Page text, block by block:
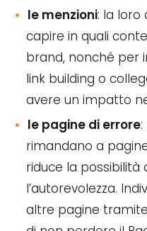
le menzioni: la loro
capire in quali
brand, nonché per
link building o
avere un impatto
le pagine di errore
rimandano a
riduce la possibilità
l’autorevolezza.
altre pagine